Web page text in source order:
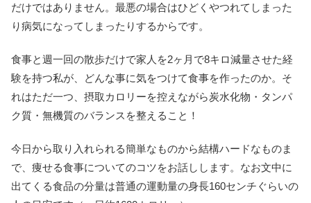
だけではありません。最悪の場合はひどくやつれてしまった
り病気になってしまったりするからです。
食事と週一回の散歩だけで家人を2ヶ月で8キロ減量させた経
験を持つ私が、どんな事に気をつけて食事を作ったのか。そ
れはただ一つ、摂取カロリーを控えながら炭水化物・タンパ
ク質・無機質のバランスを整えること！
今日から取り入れられる簡単なものから結構ハードなものま
で、痩せる食事についてのコツをお話しします。なお文中に
出てくる食品の分量は普通の運動量の身長160センチぐらいの